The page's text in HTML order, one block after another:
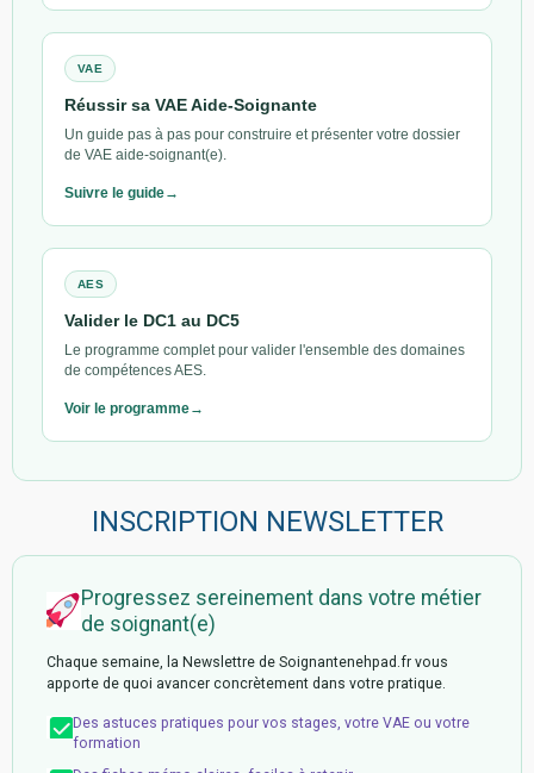
VAE
Réussir sa VAE Aide-Soignante
Un guide pas à pas pour construire et présenter votre dossier
de VAE aide-soignant(e).
Suivre le guide
AES
Valider le DC1 au DC5
Le programme complet pour valider l'ensemble des domaines
de compétences AES.
Voir le programme
INSCRIPTION NEWSLETTER
Progressez sereinement dans votre métier
de soignant(e)
Chaque semaine, la Newslettre de Soignantenehpad.fr vous
apporte de quoi avancer concrètement dans votre pratique.
Des astuces pratiques pour vos stages, votre VAE ou votre
formation